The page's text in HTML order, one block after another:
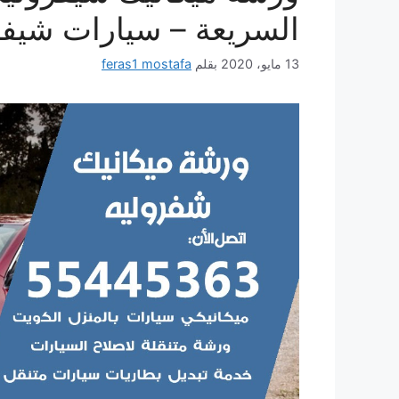
السريعة – سيارات
13 مايو، 2020 بقلم feras1 mostafa